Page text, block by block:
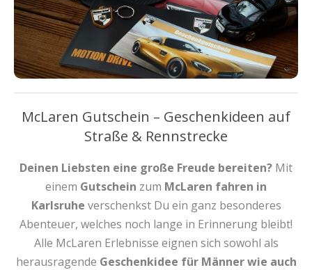
McLaren Gutschein – Geschenkideen auf
Straße & Rennstrecke
Deinen Liebsten eine große Freude bereiten? Mit
einem Gutschein zum McLaren fahren in
Karlsruhe verschenkst Du ein ganz besonderes
Abenteuer, welches noch lange in Erinnerung bleibt!
Alle McLaren Erlebnisse eignen sich sowohl als
herausragende Geschenkidee für Männer wie auch